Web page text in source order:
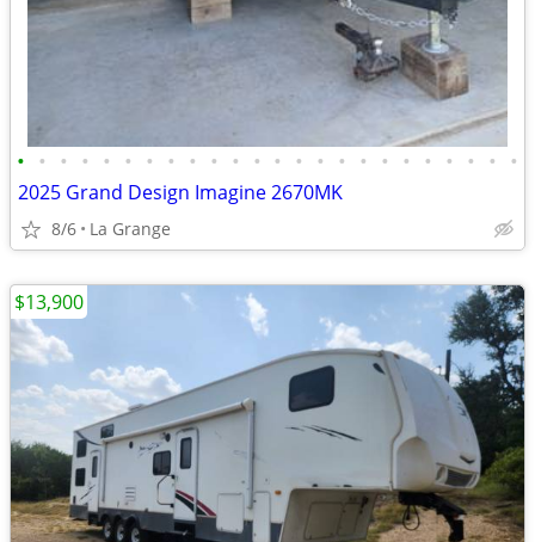
• • • • • • • • • • • • • • • • • • • • • • • •
2025 Grand Design Imagine 2670MK
8/6 La Grange
$13,900